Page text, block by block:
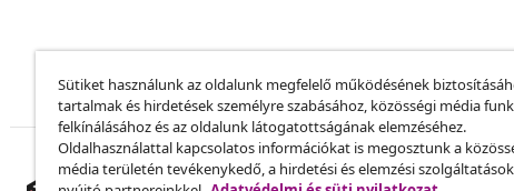
Sütiket használunk az oldalunk megfelelő működésének
tartalmak és hirdetések személyre szabásához, közösségi média
felkínálásához és az oldalunk látogatottságának elemzéséhez.
Oldalhasználattal kapcsolatos információkat is megosztunk a
média területén tevékenykedő, a hirdetési és elemzési